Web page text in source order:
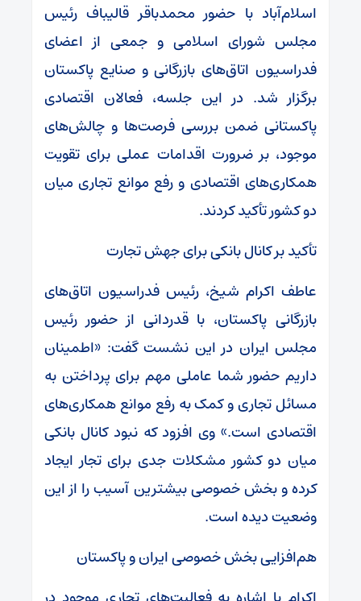
اسلام‌آباد با حضور محمدباقر قالیباف رئیس
مجلس شورای اسلامی و جمعی از اعضای
فدراسیون اتاق‌های بازرگانی و صنایع پاکستان
برگزار شد. در این جلسه، فعالان اقتصادی
پاکستانی ضمن بررسی فرصت‌ها و چالش‌های
موجود، بر ضرورت اقدامات عملی برای تقویت
همکاری‌های اقتصادی و رفع موانع تجاری میان
دو کشور تأکید کردند.
تأکید بر کانال بانکی برای جهش تجارت
عاطف اکرام شیخ، رئیس فدراسیون اتاق‌های
بازرگانی پاکستان، با قدردانی از حضور رئیس
مجلس ایران در این نشست گفت: «اطمینان
داریم حضور شما عاملی مهم برای پرداختن به
مسائل تجاری و کمک به رفع موانع همکاری‌های
اقتصادی است.» وی افزود که نبود کانال بانکی
میان دو کشور مشکلات جدی برای تجار ایجاد
کرده و بخش خصوصی بیشترین آسیب را از این
وضعیت دیده است.
هم‌افزایی بخش خصوصی ایران و پاکستان